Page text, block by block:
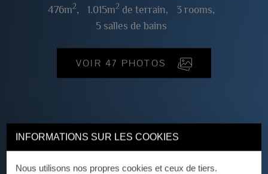
INFORMATIONS SUR LES COOKIES
Nous utilisons nos propres cookies et ceux de tiers.
476m2, 1.015m2de terrain,
3 rooms,
5 salles de bains
VOIR 47 PHOTOS